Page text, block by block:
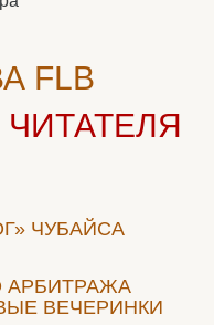
FLB
ЧУБАЙСА
АРБИТРАЖА
ВЕЧЕРИНКИ